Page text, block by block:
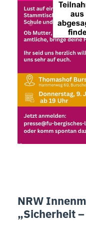
NRW
„Sicherheit